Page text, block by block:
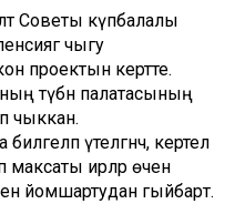
Советы күпбалалы
чыгу
проектын кертте.
түбән палатасының
чыккан.
үтелгәнчә, кертелә
ирләр өчен
йомшартудан гыйбарәт.